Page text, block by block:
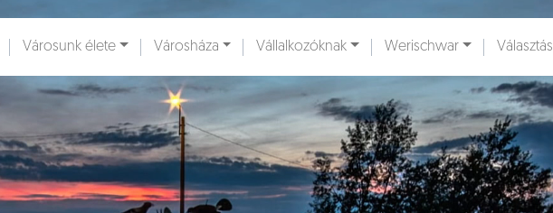
Városunk élete Városháza Vállalkozóknak Werischwar Választás